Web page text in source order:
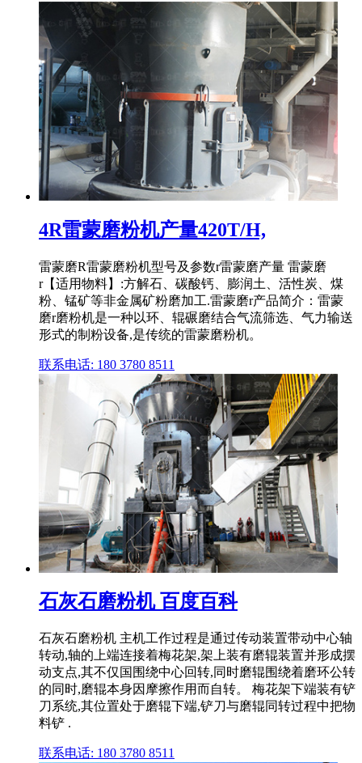
4R雷蒙磨粉机产量420T/H,
雷蒙磨R雷蒙磨粉机型号及参数r雷蒙磨产量 雷蒙磨
r【适用物料】:方解石、碳酸钙、膨润土、活性炭、煤
粉、锰矿等非金属矿粉磨加工.雷蒙磨r产品简介：雷蒙
磨r磨粉机是一种以环、辊碾磨结合气流筛选、气力输送
形式的制粉设备,是传统的雷蒙磨粉机。
联系电话: 180 3780 8511
石灰石磨粉机 百度百科
石灰石磨粉机 主机工作过程是通过传动装置带动中心轴
转动,轴的上端连接着梅花架,架上装有磨辊装置并形成摆
动支点,其不仅国围绕中心回转,同时磨辊围绕着磨环公转
的同时,磨辊本身因摩擦作用而自转。 梅花架下端装有铲
刀系统,其位置处于磨辊下端,铲刀与磨辊同转过程中把物
料铲 .
联系电话: 180 3780 8511